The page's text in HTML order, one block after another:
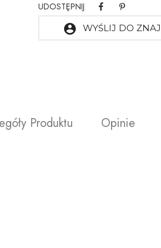
UDOSTĘPNIJ
account_circle WYŚLIJ DO
Produktu Opinie